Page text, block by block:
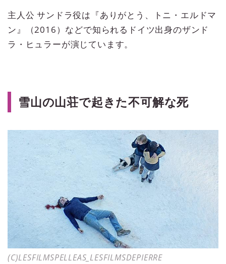
主人公 サンドラ役は『ありがとう、トニ・エルドマ
ン』（2016）などで知られるドイツ出身のザンド
ラ・ヒュラーが演じています。
雪山の山荘で起きた不可解な死
(C)LESFILMSPELLEAS_LESFILMSDEPIERRE